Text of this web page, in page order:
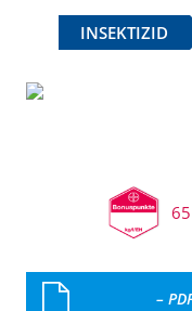
INSEKTIZID
–